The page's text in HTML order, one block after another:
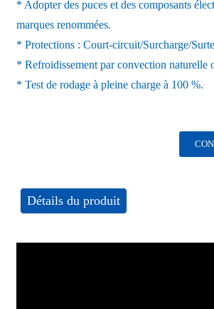
* Adopter des puces et des composants
marques renommées.
* Protections : Court-circuit/Surcharge/
* Refroidissement par convection naturelle
* Test de rodage à pleine charge à 100 %.
Détails du produit